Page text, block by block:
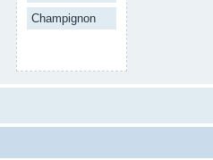
Champignon